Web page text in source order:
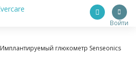
Войти
Имплантируемый глюкометр Senseonics